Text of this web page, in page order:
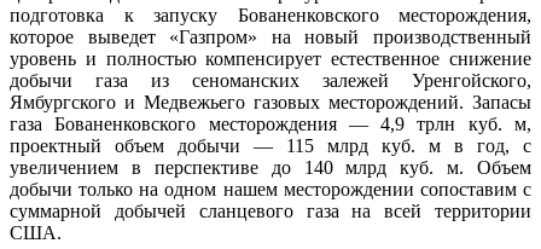
подготовка к запуску Бованенковского месторождения,
которое выведет «Газпром» на новый производственный
уровень и полностью компенсирует естественное снижение
добычи газа из сеноманских залежей Уренгойского,
Ямбургского и Медвежьего газовых месторождений. Запасы
газа Бованенковского месторождения — 4,9 трлн куб. м,
проектный объем добычи — 115 млрд куб. м в год, с
увеличением в перспективе до 140 млрд куб. м. Объем
добычи только на одном нашем месторождении сопоставим с
суммарной добычей сланцевого газа на всей территории
США.